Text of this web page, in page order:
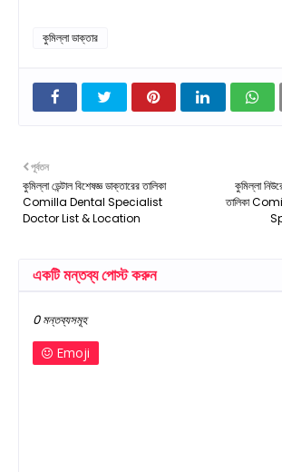
কুমিল্লা ডাক্তার
কুমিল্লা
তালিকা
পূর্বতন
কুমিল্লা ডেন্টাল বিশেষজ্ঞ ডাক্তারের তালিকা
Comilla Dental Specialist
Doctor List & Location
একটি মন্তব্য পোস্ট করুন
0 মন্তব্যসমূহ
Emoji